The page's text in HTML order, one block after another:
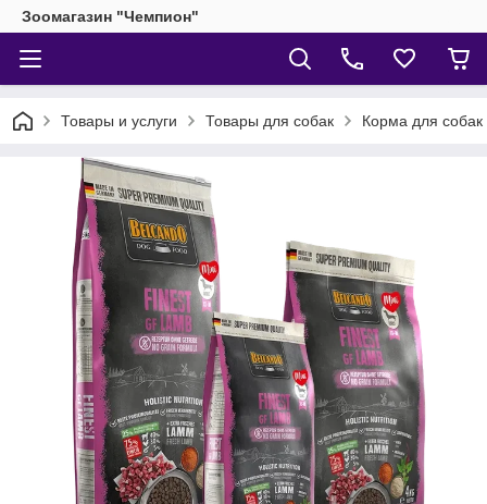
Зоомагазин "Чемпион"
Товары и услуги Товары для собак Корма для собак